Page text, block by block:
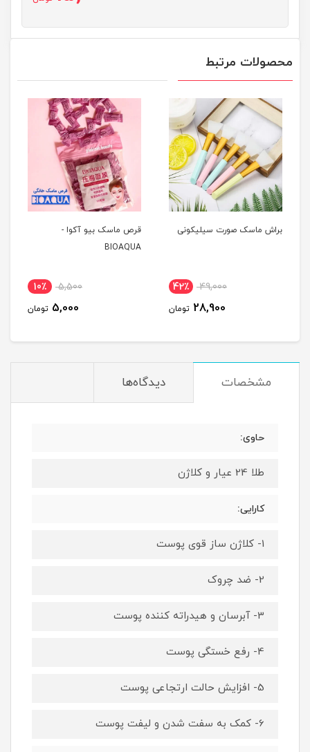
محصولات مرتبط
براش ماسک صورت سیلیکونی
49,000 42٪
28,900 تومان
قرص ماسک بیو آکوا -
BIOAQUA
5,500 10٪
5,000 تومان
مشخصات دیدگاه‌ها
حاوی:
طلا 24 عیار و کلاژن
کارایی:
1- کلاژن ساز قوی پوست
2- ضد چروک
3- آبرسان و هیدراته کننده پوست
4- رفع خستگی پوست
5- افزایش حالت ارتجاعی پوست
6- کمک به سفت شدن و لیفت پوست